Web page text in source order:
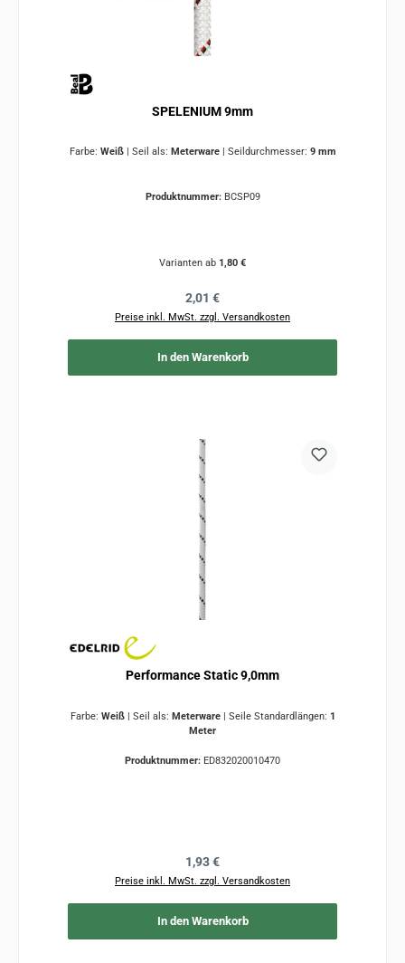
SPELENIUM 9mm
Farbe: Weiß Seil als: Meterware Seildurchmesser: 9 mm
Produktnummer: BCSP09
Varianten ab 1,80 €
Regulärer Preis:
2,01 €
Preise inkl. MwSt. zzgl. Versandkosten
In den Warenkorb
Performance Static 9,0mm
Farbe: Weiß | Seil als: Meterware | Seile Standardlängen: 1
Meter
Produktnummer: ED832020010470
Regulärer Preis:
1,93 €
Preise inkl. MwSt. zzgl. Versandkosten
In den Warenkorb